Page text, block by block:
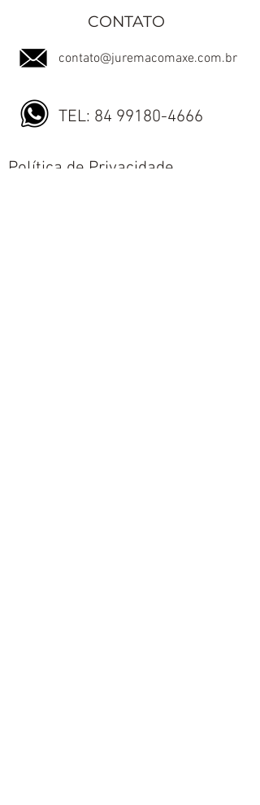
CONTATO
contato@juremacomaxe.com.br
TEL: 84 99180-4666
Política de Privacidade